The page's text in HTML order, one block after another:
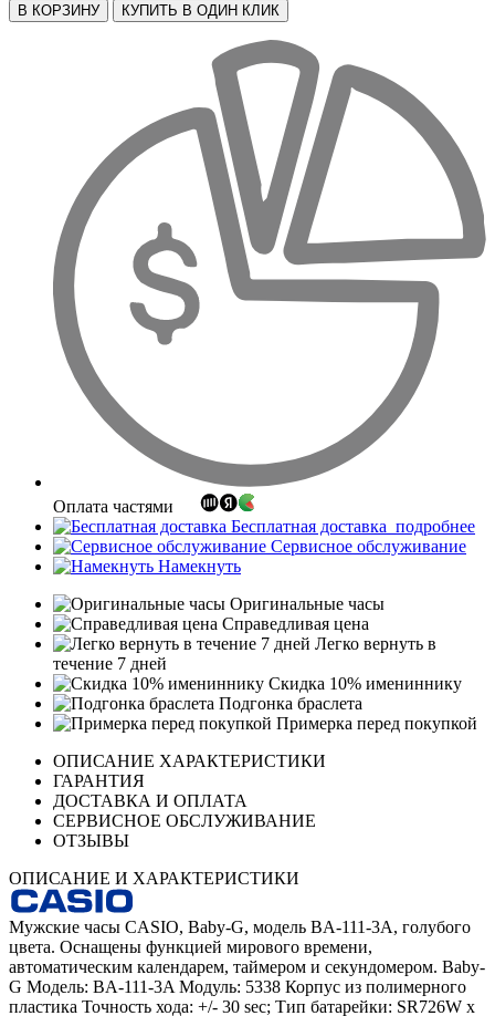
В КОРЗИНУ КУПИТЬ В ОДИН КЛИК
Оплата частями
Бесплатная доставка подробнее
Сервисное обслуживание
Намекнуть
Оригинальные часы
Справедливая цена
Легко вернуть в
течение 7 дней
Скидка 10% имениннику
Подгонка браслета
Примерка перед покупкой
ОПИСАНИЕ ХАРАКТЕРИСТИКИ
ГАРАНТИЯ
ДОСТАВКА И ОПЛАТА
СЕРВИСНОЕ ОБСЛУЖИВАНИЕ
ОТЗЫВЫ
ОПИСАНИЕ И ХАРАКТЕРИСТИКИ
Мужские часы CASIO, Baby-G, модель BA-111-3A, голубого
цвета. Оснащены функцией мирового времени,
автоматическим календарем, таймером и секундомером. Baby-
G Модель: BA-111-3A Модуль: 5338 Корпус из полимерного
пластика Точность хода: +/- 30 sec; Тип батарейки: SR726W x